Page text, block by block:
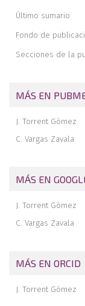
El uso de la
Último sumario
Fondo de
Secciones de la
MÁS EN
J. Torrent Gómez
C. Vargas Zavala
MÁS EN
J. Torrent Gómez
C. Vargas Zavala
MÁS EN ORCID
J. Torrent Gómez